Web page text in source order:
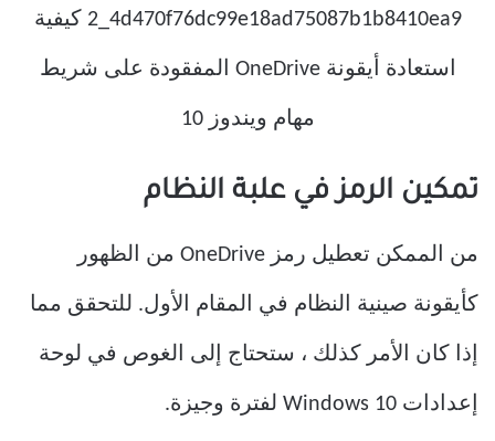
تمكين الرمز في علبة النظام
من الممكن تعطيل رمز OneDrive من الظهور
كأيقونة صينية النظام في المقام الأول. للتحقق مما
إذا كان الأمر كذلك ، ستحتاج إلى الغوص في لوحة
إعدادات Windows 10 لفترة وجيزة.